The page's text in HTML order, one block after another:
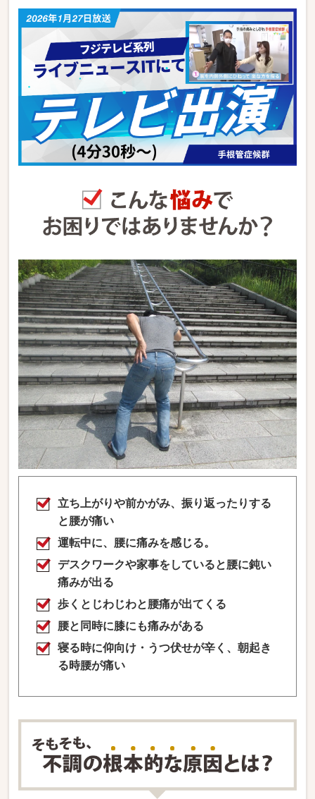
立ち上がりや前かがみ、振り返ったりする
と腰が痛い
運転中に、腰に痛みを感じる。
デスクワークや家事をしていると腰に鈍い
痛みが出る
歩くとじわじわと腰痛が出てくる
腰と同時に膝にも痛みがある
寝る時に仰向け・うつ伏せが辛く、朝起き
る時腰が痛い